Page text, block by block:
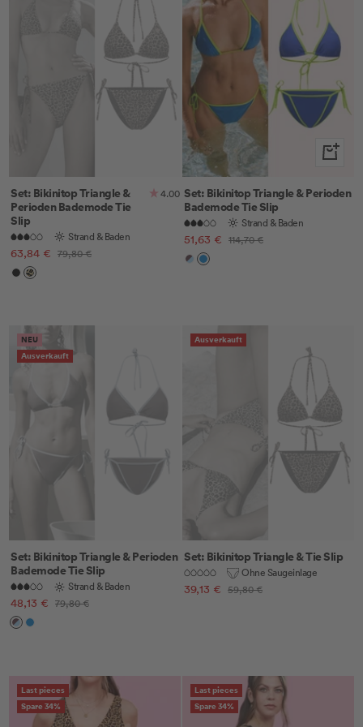
Set: Bikinitop Triangle &
Perioden Bademode Tie
Slip
4.00
Strand & Baden
Angebotspreis
63,84 € Regulärer
79,80 €
Black
Leo
Set: Bikinitop Triangle & Perioden
Bademode Tie Slip
Strand & Baden
Angebotspreis
51,63 € Regulärer
114,70 €
CocoaElectric
NEU
Ausverkauft
Set: Bikinitop Triangle & Perioden
Bademode Tie Slip
Strand & Baden
Angebotspreis
48,13 € Regulärer
79,80 €
CocoaElectric
Ausverkauft
Set: Bikinitop Triangle & Tie Slip
Ohne Saugeinlage
Angebotspreis
39,13 € Regulärer
59,80 €
Last pieces
Spare 34%
Last pieces
Spare 34%